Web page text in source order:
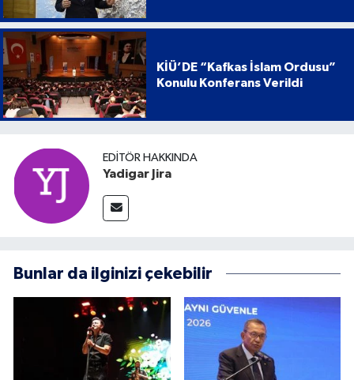
KİÜ’DE “Kafkas İslam Ordusu”
Konulu Konferans Verildi
EDITÖR HAKKINDA
Yadigar Jira
Bunlar da ilginizi çekebilir